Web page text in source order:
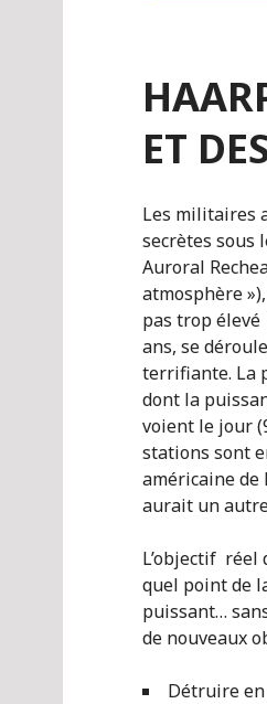
ET
Les militaires
secrètes sous
Auroral
atmosphère
pas trop
ans, se
terrifiante. La
dont la
voient le jour
stations sont
américaine de
aurait un
L’objectif réel
quel point de
puissant…
de nouveaux
Détruire